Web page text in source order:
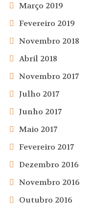
Março 2019
Fevereiro 2019
Novembro 2018
Abril 2018
Novembro 2017
Julho 2017
Junho 2017
Maio 2017
Fevereiro 2017
Dezembro 2016
Novembro 2016
Outubro 2016